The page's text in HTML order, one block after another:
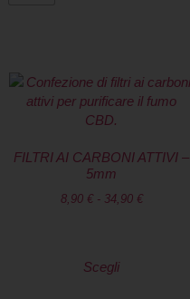
FILTRI AI CARBONI ATTIVI –
5mm
8,90 € - 34,90 €
Scegli